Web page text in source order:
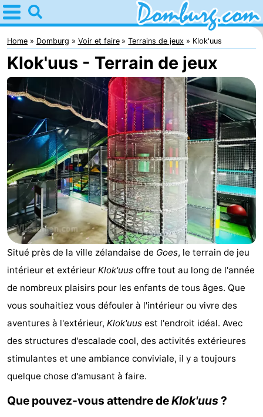
Home
Domburg
Astuces
Avec
les
enfants
Webcam
Webcam
Webcam
Plage
Passer
la
nuit
Appartements
-
Loverendale
Résidence
Campings
d'hôtes
Chaumières
-
Buitenhof
Home Domburg Voir et faire Terrains de jeux Klok'uus
Klok'uus - Terrain de jeux
Situé près de la ville zélandaise de Goes, le terrain de jeu
intérieur et extérieur Klok'uus offre tout au long de l'année
de nombreux plaisirs pour les enfants de tous âges. Que
vous souhaitiez vous défouler à l'intérieur ou vivre des
aventures à l'extérieur, Klok'uus est l'endroit idéal. Avec
des structures d'escalade cool, des activités extérieures
stimulantes et une ambiance conviviale, il y a toujours
quelque chose d'amusant à faire.
Que pouvez-vous attendre deKlok'uus?